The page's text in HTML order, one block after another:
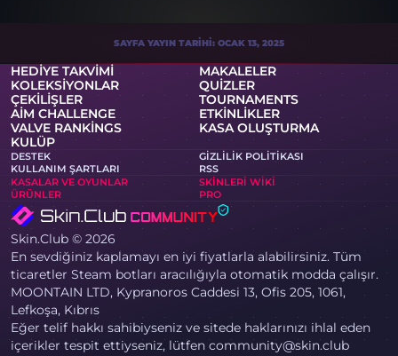
SAYFA YAYIN TARIHI: OCAK 13, 2025
HEDIYE TAKVIMI
MAKALELER
KOLEKSIYONLAR
QUIZLER
ÇEKILIŞLER
TOURNAMENTS
AIM CHALLENGE
ETKINLIKLER
VALVE RANKINGS
KASA OLUŞTURMA
KULÜP
DESTEK
GIZLILIK POLITIKASI
KULLANIM ŞARTLARI
RSS
KASALAR VE OYUNLAR
SKINLERI WIKI
ÜRÜNLER
PRO
Skin.Club © 2026
En sevdiğiniz kaplamayı en iyi fiyatlarla alabilirsiniz. Tüm
ticaretler Steam botları aracılığıyla otomatik modda çalışır.
MOONTAIN LTD, Kypranoros Caddesi 13, Ofis 205, 1061,
Lefkoşa, Kıbrıs
Eğer telif hakkı sahibiyseniz ve sitede haklarınızı ihlal eden
içerikler tespit ettiyseniz, lütfen community@skin.club